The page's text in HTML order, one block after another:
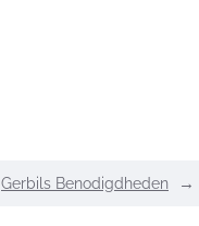
Gerbils Benodigdheden